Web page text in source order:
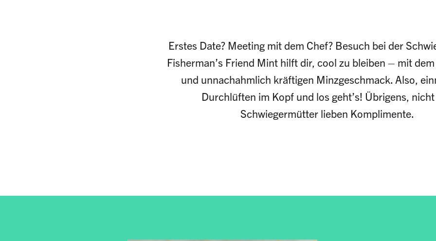
Erstes Date? Meeting mit dem Chef? Besuch bei der
Fisherman’s Friend Mint hilft dir, cool zu bleiben – mit
und unnachahmlich kräftigen Minzgeschmack. Also,
Durchlüften im Kopf und los geht’s! Übrigens,
Schwiegermütter lieben Komplimente.